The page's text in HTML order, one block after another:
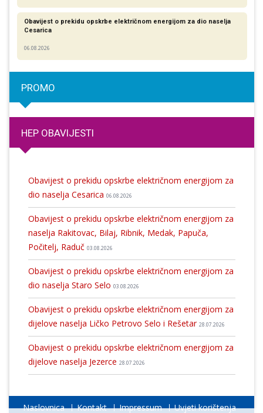
Obavijest o prekidu opskrbe električnom energijom za dio naselja
Cesarica
06.08.2026
PROMO
HEP OBAVIJESTI
Obavijest o prekidu opskrbe električnom energijom za
dio naselja Cesarica 06.08.2026
Obavijest o prekidu opskrbe električnom energijom za
naselja Rakitovac, Bilaj, Ribnik, Medak, Papuča,
Počitelj, Raduč 03.08.2026
Obavijest o prekidu opskrbe električnom energijom za
dio naselja Staro Selo 03.08.2026
Obavijest o prekidu opskrbe električnom energijom za
dijelove naselja Ličko Petrovo Selo i Rešetar 28.07.2026
Obavijest o prekidu opskrbe električnom energijom za
dijelove naselja Jezerce 28.07.2026
Naslovnica Kontakt Impressum Uvjeti korištenja